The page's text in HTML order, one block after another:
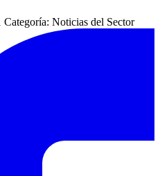
Categoría: Noticias del Sector